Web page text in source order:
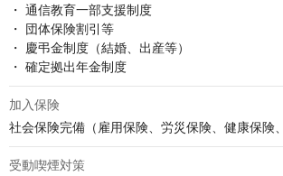
・ 通信教育一部支援制度
・ 団体保険割引等
・ 慶弔金制度（結婚、出産等）
・ 確定拠出年金制度
加入保険
社会保険完備（雇用保険、労災保険、健康保険
受動喫煙対策